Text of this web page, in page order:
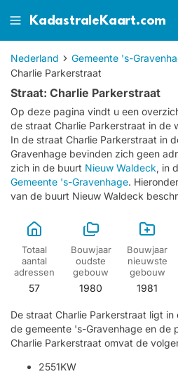
KadastraleKaart.com
Nederland Gemeente 's-
Charlie Parkerstraat
Straat: Charlie Parkerstraat
Op deze pagina vindt u een
de straat Charlie Parkerstraat in de
In de straat Charlie Parkerstraat in
Gravenhage bevinden zich geen
zich in de buurt Nieuw Waldeck, in
Gemeente 's-Gravenhage.
van de buurt Nieuw Waldeck
Totaal
aantal
adressen
57
Bouwjaar
oudste
gebouw
1980
Bouwjaar
nieuwste
gebouw
1981
De straat Charlie Parkerstraat ligt
de gemeente 's-Gravenhage en de
Charlie Parkerstraat omvat de
2551KW